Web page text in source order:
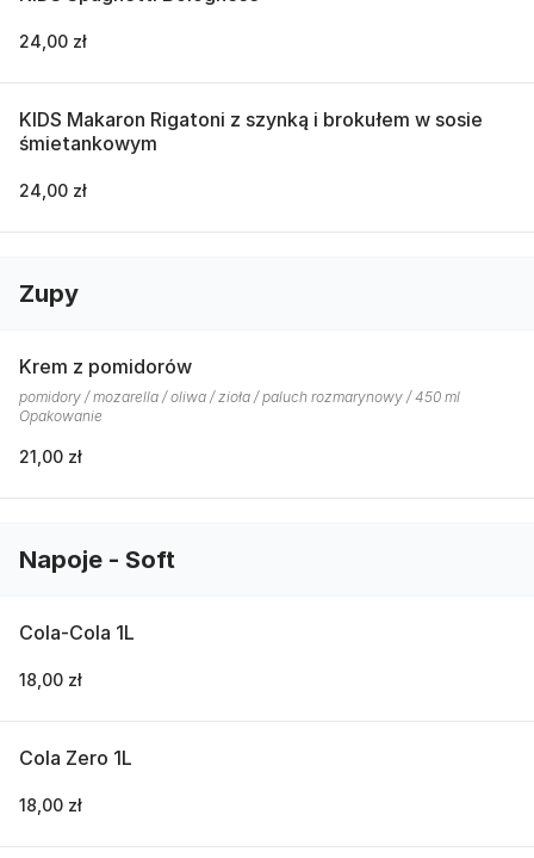
24,00 zł
KIDS Makaron Rigatoni z szynką i brokułem w sosie
śmietankowym
24,00 zł
Zupy
Krem z pomidorów
pomidory / mozarella / oliwa / zioła / paluch rozmarynowy / 450 ml
Opakowanie
21,00 zł
Napoje - Soft
Cola-Cola 1L
18,00 zł
Cola Zero 1L
18,00 zł